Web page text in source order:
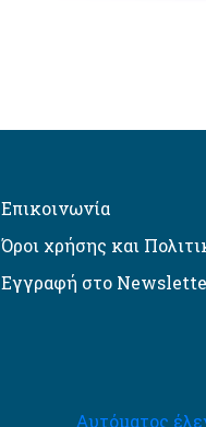
Επικοινωνία
Όροι χρήσης και
Εγγραφή στο
Αυτόματος